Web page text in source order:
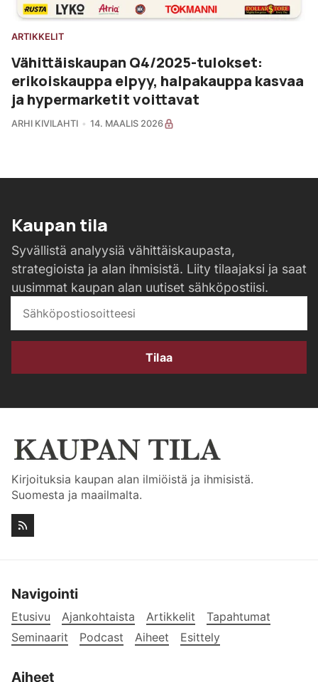
ARTIKKELIT
Vähittäiskaupan Q4/2025-tulokset:
erikoiskauppa elpyy, halpakauppa kasvaa
ja hypermarketit voittavat
ARHI KIVILAHTI 14. MAALIS 2026
Kaupan tila
Syvällistä analyysiä vähittäiskaupasta,
strategioista ja alan ihmisistä. Liity tilaajaksi ja saat
uusimmat kaupan alan uutiset sähköpostiisi.
Tilaa
Kirjoituksia kaupan alan ilmiöistä ja ihmisistä.
Suomesta ja maailmalta.
Navigointi
Etusivu Ajankohtaista Artikkelit
Tapahtumat
Seminaarit
Podcast Aiheet Esittely
Aiheet